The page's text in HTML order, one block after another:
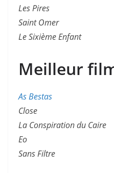
Les Pires
Saint Omer
Le Sixième Enfant
Meilleur
As Bestas
Close
La Conspiration du Caire
Eo
Sans Filtre